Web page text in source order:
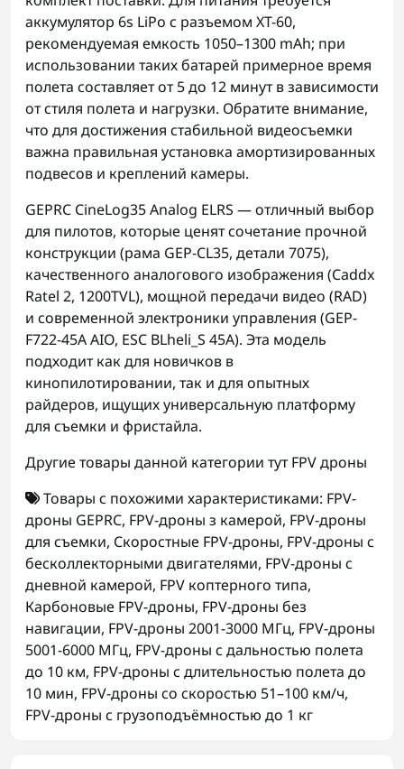
аккумулятор 6s LiPo с разъемом XT-60,
рекомендуемая емкость 1050–1300 mAh; при
использовании таких батарей примерное время
полета составляет от 5 до 12 минут в зависимости
от стиля полета и нагрузки. Обратите внимание,
что для достижения стабильной видеосъемки
важна правильная установка амортизированных
подвесов и креплений камеры.
GEPRC CineLog35 Analog ELRS — отличный выбор
для пилотов, которые ценят сочетание прочной
конструкции (рама GEP-CL35, детали 7075),
качественного аналогового изображения (Caddx
Ratel 2, 1200TVL), мощной передачи видео (RAD)
и современной электроники управления (GEP-
F722-45A AIO, ESC BLheli_S 45A). Эта модель
подходит как для новичков в
кинопилотировании, так и для опытных
райдеров, ищущих универсальную платформу
для съемки и фристайла.
Другие товары данной категории тутFPV дроны
Товары с похожими характеристиками: FPV-
дроны GEPRC, FPV-дроны з камерой, FPV-дроны
для съемки, Скоростные FPV-дроны, FPV-дроны с
бесколлекторными двигателями, FPV-дроны с
дневной камерой, FPV коптерного типа,
Карбоновые FPV-дроны, FPV-дроны без
навигации, FPV-дроны 2001-3000 МГц, FPV-дроны
5001-6000 МГц, FPV-дроны с дальностью полета
до 10 км, FPV-дроны с длительностью полета до
10 мин, FPV-дроны со скоростью 51–100 км/ч,
FPV-дроны с грузоподъёмностью до 1 кг